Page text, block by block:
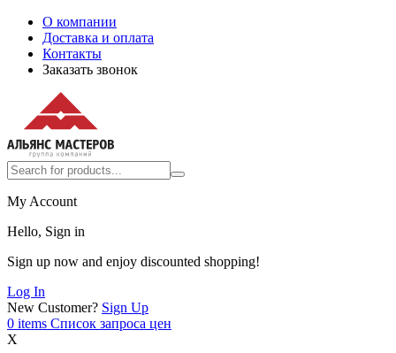
О компании
Доставка и оплата
Контакты
Заказать звонок
My Account
Hello, Sign in
Sign up now and enjoy discounted shopping!
Log In
New Customer? Sign Up
0 items Список запроса цен
X